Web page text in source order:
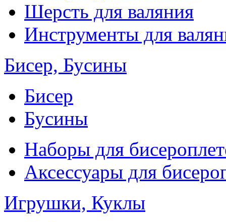
Шерсть для валяния
Инструменты для
Бисер, Бусины
Бисер
Бусины
Наборы для
Аксессуары для
Игрушки, Куклы